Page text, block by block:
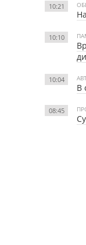
10:21
10:10
10:04
В
08:45